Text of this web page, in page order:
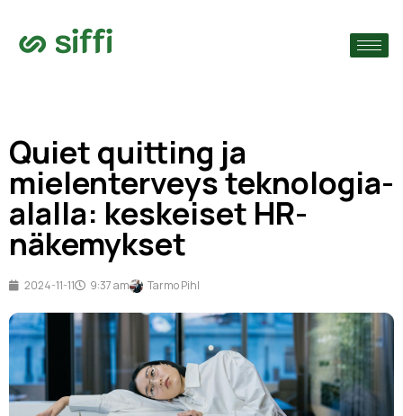
›
Quiet quitting ja
mielenterveys teknologia-
alalla: keskeiset HR-
näkemykset
2024-11-11 9:37 am Tarmo Pihl